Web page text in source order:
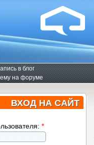
в блог
на форуме
ВХОД НА САЙТ
*